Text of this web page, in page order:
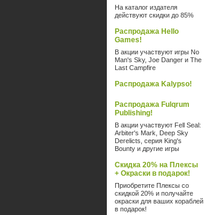
На каталог издателя
действуют скидки до 85%
Распродажа Hello
Games!
В акции участвуют игры No
Man's Sky, Joe Danger и The
Last Campfire
Распродажа Kalypso!
Распродажа Fulqrum
Publishing!
В акции участвуют Fell Seal:
Arbiter's Mark, Deep Sky
Derelicts, серия King's
Bounty и другие игры
Скидка 20% на Плексы
+ Окраски в подарок!
Приобретите Плексы со
скидкой 20% и получайте
окраски для ваших кораблей
в подарок!